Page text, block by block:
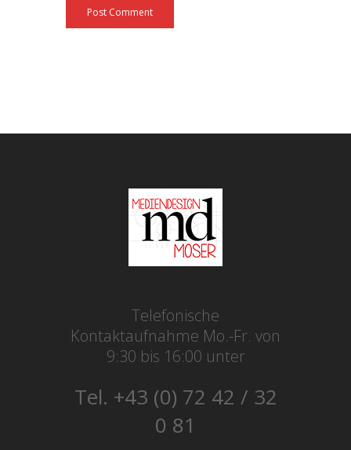
Post Comment
Telefonische
Kontaktaufnahme Mo.-Fr. von
9:30 bis 16:00 unter
Tel. +43 (0) 72 42 / 32
0 81